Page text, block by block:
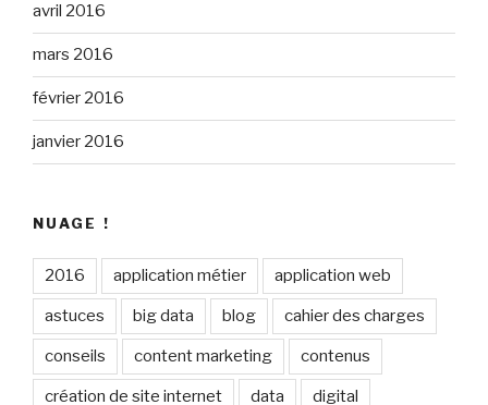
avril 2016
mars 2016
février 2016
janvier 2016
NUAGE !
2016 application métier application web
astuces big data blog cahier des charges
conseils content marketing contenus
création de site internet data digital